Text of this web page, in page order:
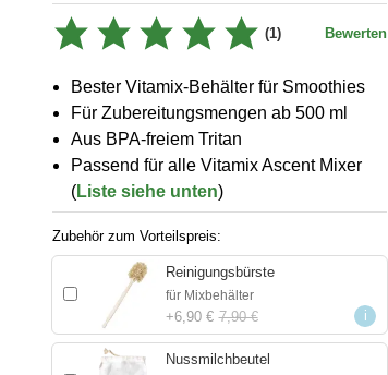
(1) Bewerten
Bester Vitamix-Behälter für Smoothies
Für Zubereitungsmengen ab 500 ml
Aus BPA-freiem Tritan
Passend für alle Vitamix Ascent Mixer
(Liste siehe unten)
Zubehör zum Vorteilspreis
Reinigungsbürste
für Mixbehälter
+6,90 € 7,90 € i
Nussmilchbeutel